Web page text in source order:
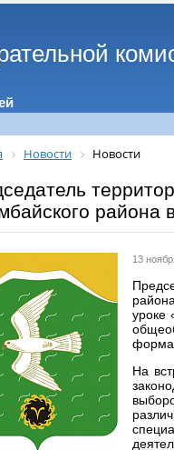
Новости Новости
района
13
уроке
На